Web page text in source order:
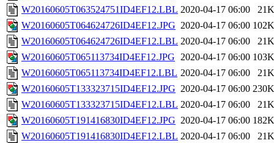
W20160605T063524751ID4EF12.LBL 2020-04-17 06:00
21K
W20160605T064624726ID4EF12.JPG 2020-04-17 06:00 102K
W20160605T064624726ID4EF12.LBL 2020-04-17 06:00
21K
W20160605T065113734ID4EF12.JPG 2020-04-17 06:00 103K
W20160605T065113734ID4EF12.LBL 2020-04-17 06:00
21K
W20160605T133323715ID4EF12.JPG 2020-04-17 06:00 230K
W20160605T133323715ID4EF12.LBL 2020-04-17 06:00
21K
W20160605T191416830ID4EF12.JPG 2020-04-17 06:00 182K
W20160605T191416830ID4EF12.LBL 2020-04-17 06:00
21K